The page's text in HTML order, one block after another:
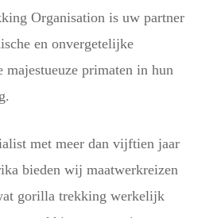
Organisation is uw partner
en onvergetelijke
majestueuze primaten in hun
met meer dan vijftien jaar
bieden wij maatwerkreizen
gorilla trekking werkelijk